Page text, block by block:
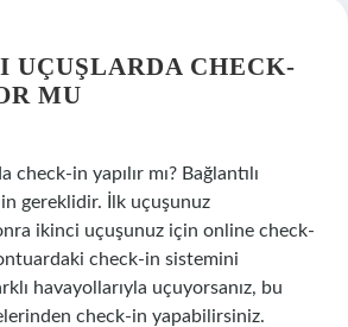
UÇUŞLARDA CHECK-
MU
check-in yapılır mı? Bağlantılı
gereklidir. İlk uçuşunuz
ikinci uçuşunuz için online check-
check-in sistemini
havayollarıyla uçuyorsanız, bu
check-in yapabilirsiniz.